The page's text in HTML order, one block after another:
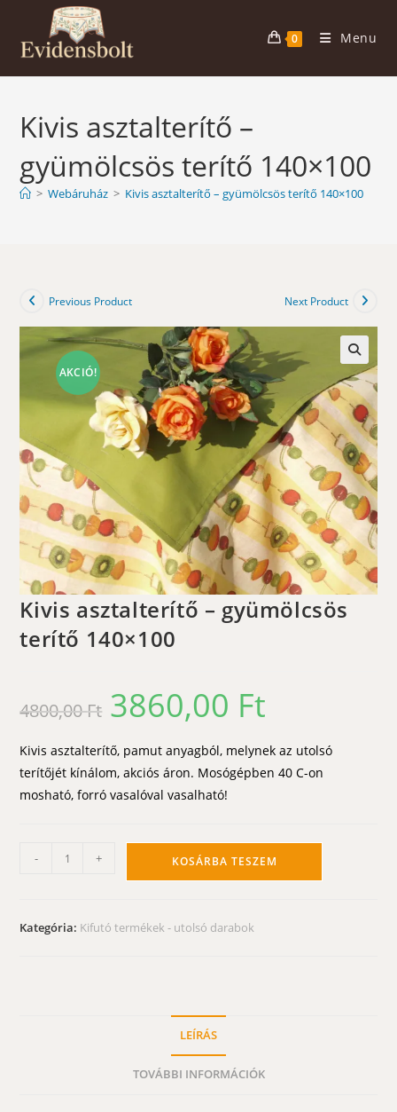
content
0 Menu
Kivis asztalterítő –
gyümölcsös terítő 140×100
> Webáruház > Kivis asztalterítő – gyümölcsös terítő 140×100
AKCIÓ!
Previous Product Next Product
🔍
Kivis asztalterítő – gyümölcsös
terítő 140×100
4800,00Ft
Original
price
was:
3860,00 Ft
Kivis asztalterítő, pamut anyagból, melynek az utolsó
terítőjét kínálom, akciós áron. Mosógépben 40 C-on
mosható, forró vasalóval vasalható!
gyümölcsös
- + KOSÁRBA TESZEM
Kategória: Kifutó termékek - utolsó darabok
LEÍRÁS
TOVÁBBI INFORMÁCIÓK